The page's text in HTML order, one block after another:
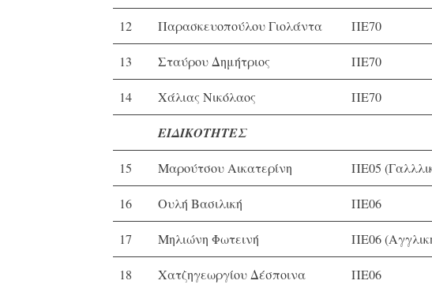
12 Παρασκευοπούλου Γιολάντα ΠΕ70
13 Σταύρου Δημήτριος ΠΕ70
14 Χάλιας Νικόλαος ΠΕ70
ΕΙΔΙΚΟΤΗΤΕΣ
15 Μαρούτσου Αικατερίνη ΠΕ05
16 Ουλή Βασιλική ΠΕ06
17 Μηλιώνη Φωτεινή ΠΕ06
18 Χατζηγεωργίου Δέσποινα ΠΕ06